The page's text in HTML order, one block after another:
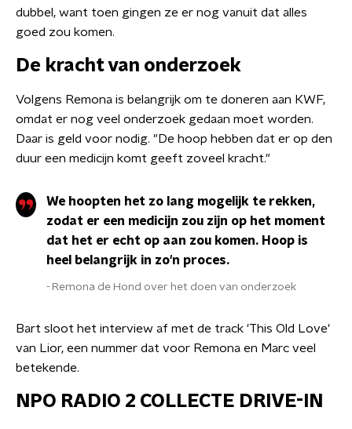
dubbel, want toen gingen ze er nog vanuit dat alles
goed zou komen.
De kracht van onderzoek
Volgens Remona is belangrijk om te doneren aan KWF,
omdat er nog veel onderzoek gedaan moet worden.
Daar is geld voor nodig. "De hoop hebben dat er op den
duur een medicijn komt geeft zoveel kracht."
We hoopten het zo lang mogelijk te rekken,
zodat er een medicijn zou zijn op het moment
dat het er echt op aan zou komen. Hoop is
heel belangrijk in zo'n proces.
Remona de Hond over het doen van onderzoek
Bart sloot het interview af met de track 'This Old Love'
van Lior, een nummer dat voor Remona en Marc veel
betekende.
NPO RADIO 2 COLLECTE DRIVE-IN